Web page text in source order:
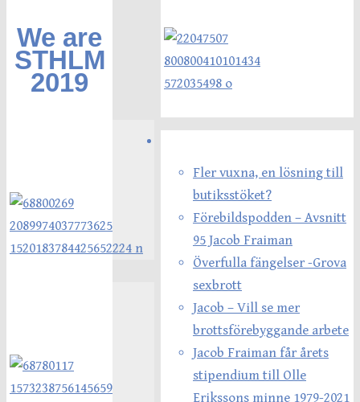
We are
STHLM
2019
Fler vuxna, en lösning till
butiksstöket?
Förebildspodden – Avsnitt
95 Jacob Fraiman
Överfulla fängelser -Grova
sexbrott
Jacob – Vill se mer
brottsförebyggande arbete
Jacob Fraiman får årets
stipendium till Olle
Erikssons minne 1979-2021